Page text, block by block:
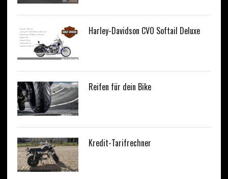
Harley-Davidson CVO Softail Deluxe
Reifen für dein Bike
Kredit-Tarifrechner